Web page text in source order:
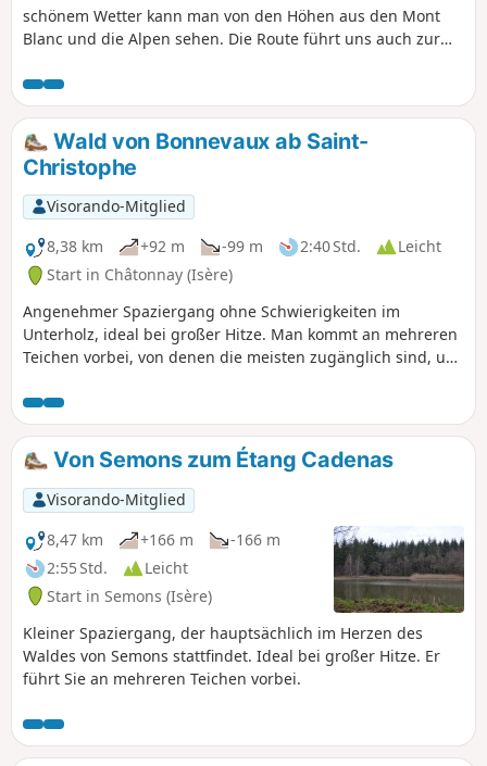
schönem Wetter kann man von den Höhen aus den Mont
Blanc und die Alpen sehen. Die Route führt uns auch zur
Combes, über den kleinen Bach La Vesonne und zurück
zum friedlichen Teich von By. Wir kommen auch an
zahlreichen Wiesen vorbei, auf denen Pferde grasen.
Wald von Bonnevaux ab Saint-
Christophe
Visorando-Mitglied
8,38 km
+92 m -99 m 2:40 Std.
Leicht
Start in Châtonnay (Isère)
Angenehmer Spaziergang ohne Schwierigkeiten im
Unterholz, ideal bei großer Hitze. Man kommt an mehreren
Teichen vorbei, von denen die meisten zugänglich sind, um
Von Semons zum Étang Cadenas
Visorando-Mitglied
8,47 km
+166 m
-166 m
2:55 Std.
Leicht
Start in Semons (Isère)
Kleiner Spaziergang, der hauptsächlich im Herzen des
Waldes von Semons stattfindet. Ideal bei großer Hitze. Er
führt Sie an mehreren Teichen vorbei.